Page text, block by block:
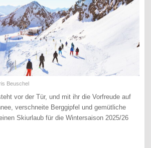
Beuschel
vor der Tür, und mit ihr die Vorfreude auf
verschneite Berggipfel und gemütliche
Skiurlaub für die Wintersaison 2025/26